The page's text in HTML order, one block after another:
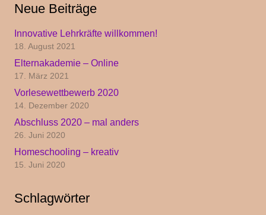
Neue Beiträge
Innovative Lehrkräfte willkommen!
18. August 2021
Elternakademie – Online
17. März 2021
Vorlesewettbewerb 2020
14. Dezember 2020
Abschluss 2020 – mal anders
26. Juni 2020
Homeschooling – kreativ
15. Juni 2020
Schlagwörter